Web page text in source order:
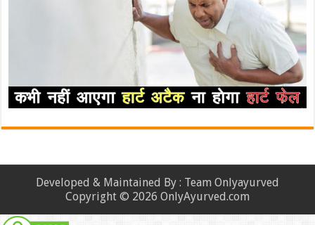
Developed & Maintained By : Team Onlyayurved
Copyright © 2026 OnlyAyurved.com